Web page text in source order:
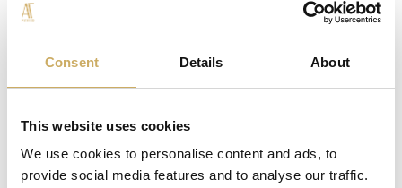
Consent Details About
This website uses cookies
We use cookies to personalise content and ads, to
provide social media features and to analyse our traffic.
corte dei Gonzaga una perla preziosa, un fiore